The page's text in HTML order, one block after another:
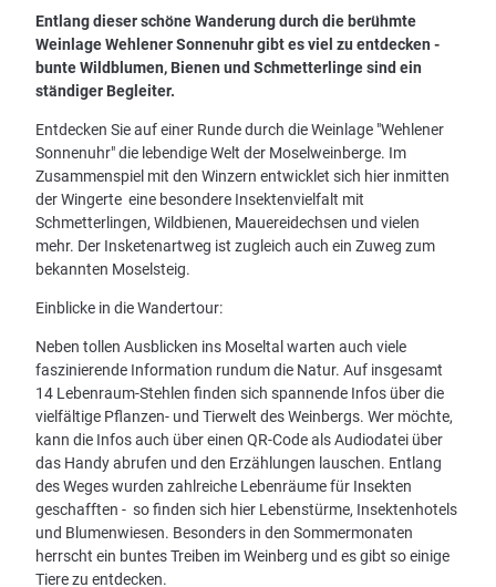
Entlang dieser schöne Wanderung durch die berühmte
Weinlage Wehlener Sonnenuhr gibt es viel zu entdecken -
bunte Wildblumen, Bienen und Schmetterlinge sind ein
ständiger Begleiter.
Entdecken Sie auf einer Runde durch die Weinlage "Wehlener
Sonnenuhr" die lebendige Welt der Moselweinberge. Im
Zusammenspiel mit den Winzern entwicklet sich hier inmitten
der Wingerte eine besondere Insektenvielfalt mit
Schmetterlingen, Wildbienen, Mauereidechsen und vielen
mehr. Der Insketenartweg ist zugleich auch ein Zuweg zum
bekannten Moselsteig.
Einblicke in die Wandertour:
Neben tollen Ausblicken ins Moseltal warten auch viele
faszinierende Information rundum die Natur. Auf insgesamt
14 Lebenraum-Stehlen finden sich spannende Infos über die
vielfältige Pflanzen- und Tierwelt des Weinbergs. Wer möchte,
kann die Infos auch über einen QR-Code als Audiodatei über
das Handy abrufen und den Erzählungen lauschen. Entlang
des Weges wurden zahlreiche Lebenräume für Insekten
geschafften - so finden sich hier Lebenstürme, Insektenhotels
und Blumenwiesen. Besonders in den Sommermonaten
herrscht ein buntes Treiben im Weinberg und es gibt so einige
Tiere zu entdecken.